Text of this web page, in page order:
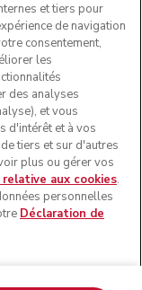
des marques
et tiers pour
de navigation
consentement,
les
des analyses
et vous
d'intérêt et à vos
tiers et sur d'autres
plus ou gérer vos
aux cookies.
personnelles
Déclaration de